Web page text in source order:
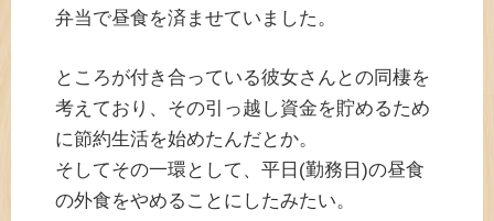
弁当で昼食を済ませていました。
ところが付き合っている彼女さんとの同棲を
考えており、その引っ越し資金を貯めるため
に節約生活を始めたんだとか。
そしてその一環として、平日(勤務日)の昼食
の外食をやめることにしたみたい。